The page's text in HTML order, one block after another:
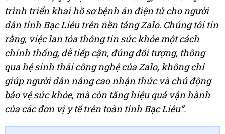
trình triển khai hồ sơ bệnh án điện tử cho người
dân tỉnh Bạc Liêu trên nền tảng Zalo. Chúng tôi tin
rằng, việc lan tỏa thông tin sức khỏe một cách
chính thống, dễ tiếp cận, đúng đối tượng, thông
qua hệ sinh thái công nghệ của Zalo, không chỉ
giúp người dân nâng cao nhận thức và chủ động
bảo vệ sức khỏe, mà còn tăng hiệu quả vận hành
của các đơn vị y tế trên toàn tỉnh Bạc Liêu”.